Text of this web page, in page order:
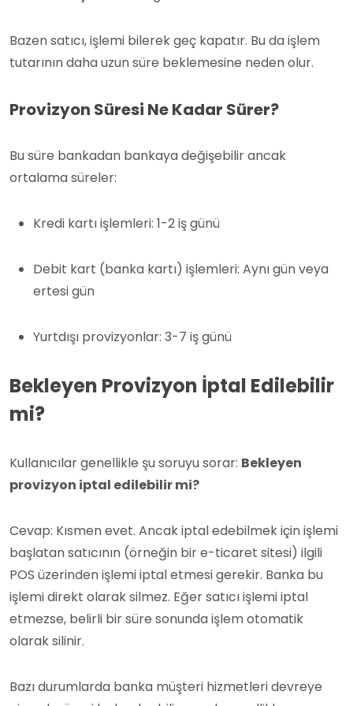
Bazen satıcı, işlemi bilerek geç kapatır. Bu da işlem
tutarının daha uzun süre beklemesine neden olur.
Provizyon Süresi Ne Kadar Sürer?
Bu süre bankadan bankaya değişebilir ancak
ortalama süreler:
Kredi kartı işlemleri: 1-2 iş günü
Debit kart (banka kartı) işlemleri: Aynı gün veya
ertesi gün
Yurtdışı provizyonlar: 3-7 iş günü
Bekleyen Provizyon İptal Edilebilir
mi?
Kullanıcılar genellikle şu soruyu sorar: Bekleyen
provizyon iptal edilebilir mi?
Cevap: Kısmen evet. Ancak iptal edebilmek için işlemi
başlatan satıcının (örneğin bir e-ticaret sitesi) ilgili
POS üzerinden işlemi iptal etmesi gerekir. Banka bu
işlemi direkt olarak silmez. Eğer satıcı işlemi iptal
etmezse, belirli bir süre sonunda işlem otomatik
olarak silinir.
Bazı durumlarda banka müşteri hizmetleri devreye